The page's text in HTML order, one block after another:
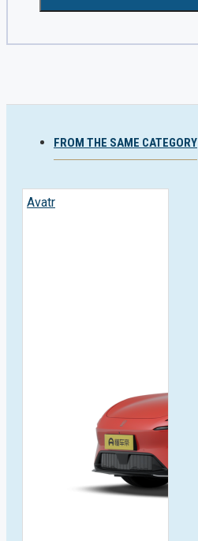
FROM THE SAME CATEGORY
Avatr